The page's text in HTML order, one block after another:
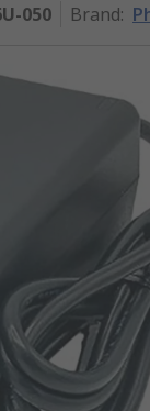
050 Brand: